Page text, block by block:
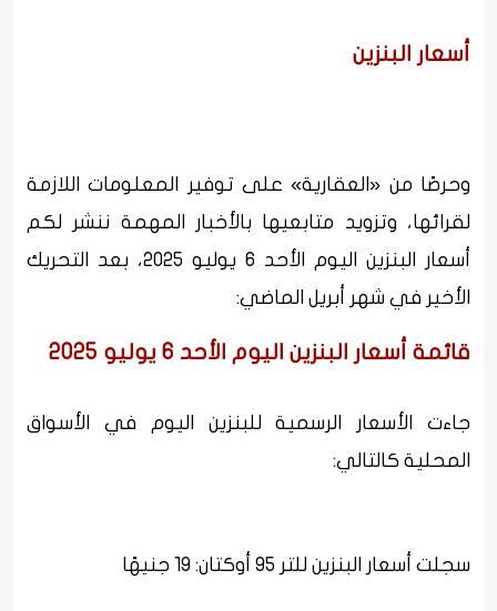
أسعار البنزين
وحرصًا من «العقارية» على توفير المعلومات اللازمة
لقرائها، وتزويد متابعيها بالأخبار المهمة ننشر لكم
أسعار البنزين اليوم الأحد 6 يوليو 2025، بعد التحريك
الأخير في شهر أبريل الماضي:
قائمة أسعار البنزين اليوم الأحد 6 يوليو 2025
جاءت الأسعار الرسمية للبنزين اليوم في الأسواق
المحلية كالتالي:
سجلت أسعار البنزين للتر 95 أوكتان: 19 جنيهًا